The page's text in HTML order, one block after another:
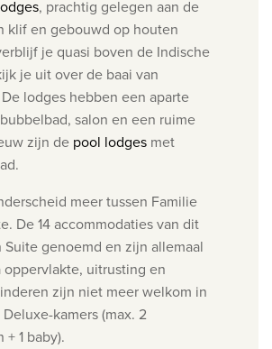
, prachtig gelegen aan de
klif en gebouwd op houten
je quasi boven de Indische
je uit over de baai van
De lodges hebben een aparte
salon en een ruime
zijn de pool lodges met
meer tussen Familie
De 14 accommodaties van dit
genoemd en zijn allemaal
uitrusting en
zijn niet meer welkom in
kamers (max. 2
1 baby).